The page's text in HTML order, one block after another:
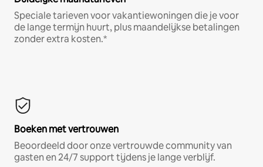
Speciale tarieven voor vakantiewoningen die je voor
de lange termijn huurt, plus maandelijkse betalingen
zonder extra kosten.*
Boeken met vertrouwen
Beoordeeld door onze vertrouwde community van
gasten en 24/7 support tijdens je lange verblijf.